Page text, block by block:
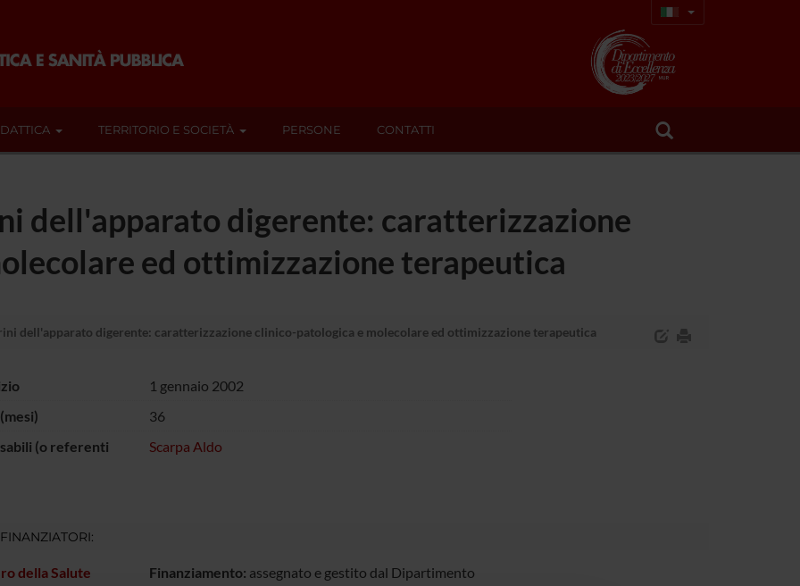
TERRITORIO E SOCIETÀ PERSONE CONTATTI
dell'apparato digerente: caratterizzazione
ed ottimizzazione terapeutica
dell'apparato digerente: caratterizzazione clinico-patologica e molecolare ed ottimizzazione terapeutica
1 gennaio 2002
36
(o referenti
Scarpa Aldo
della Salute Finanziamento: assegnato e gestito dal Dipartimento